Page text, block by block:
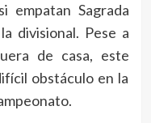
empatan Sagrada
divisional. Pese a
de casa, este
obstáculo en la